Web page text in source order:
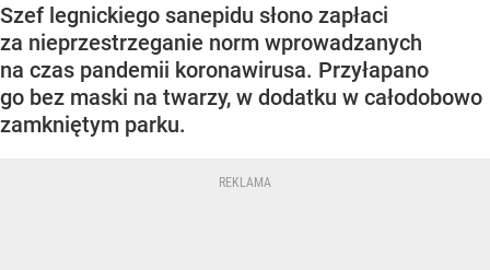
Szef legnickiego sanepidu słono zapłaci
za nieprzestrzeganie norm wprowadzanych
na czas pandemii koronawirusa. Przyłapano
go bez maski na twarzy, w dodatku w całodobowo
zamkniętym parku.